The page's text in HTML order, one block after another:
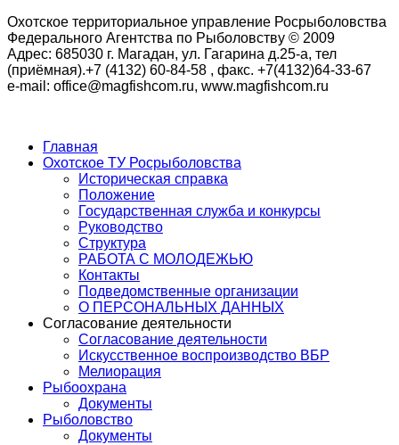
Охотское территориальное управление Росрыболовства
Федерального Агентства по Рыболовству © 2009
Адрес: 685030 г. Магадан, ул. Гагарина д.25-а, тел
(приёмная).+7 (4132) 60-84-58 , факс. +7(4132)64-33-67
e-mail: office@magfishcom.ru, www.magfishcom.ru
Главная
Охотское ТУ Росрыболовства
Историческая справка
Положение
Государственная служба и конкурсы
Руководство
Структура
РАБОТА С МОЛОДЕЖЬЮ
Контакты
Подведомственные организации
О ПЕРСОНАЛЬНЫХ ДАННЫХ
Согласование деятельности
Согласование деятельности
Искусственное воспроизводство ВБР
Мелиорация
Рыбоохрана
Документы
Рыболовство
Документы